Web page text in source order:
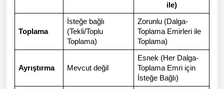
ile)
Toplama
İsteğe bağlı
(Tekli/Toplu
Toplama)
Zorunlu (Dalga-
Toplama Emirleri ile
Toplama)
Ayrıştırma Mevcut değil
Esnek (Her Dalga-
Toplama Emri için
İsteğe Bağlı)